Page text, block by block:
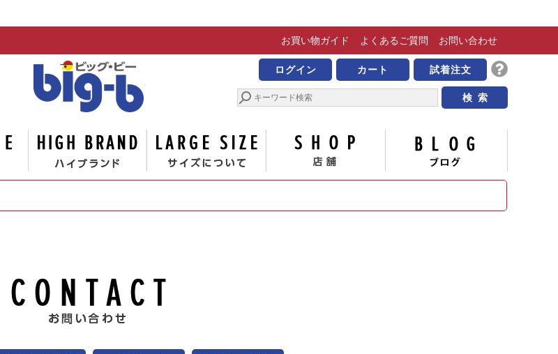
お買い物ガイド よくある ご質問 お問い合わせ
男の大きな靴の専門店 ビッグ
ログイン カート 試着注文
メッセージ ハイブランド サイズについて